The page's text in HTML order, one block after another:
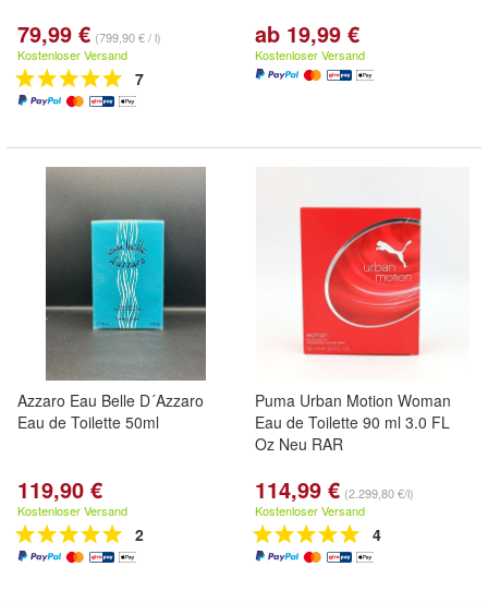
79,99 € (799,90 € / l)
Kostenloser Versand
7
ab 19,99 €
Kostenloser Versand
Azzaro Eau Belle D´Azzaro
Eau de Toilette 50ml
119,90 €
Kostenloser Versand
2
Puma Urban Motion Woman
Eau de Toilette 90 ml 3.0 FL
Oz Neu RAR
114,99 € (2.299,80 €/l)
Kostenloser Versand
4